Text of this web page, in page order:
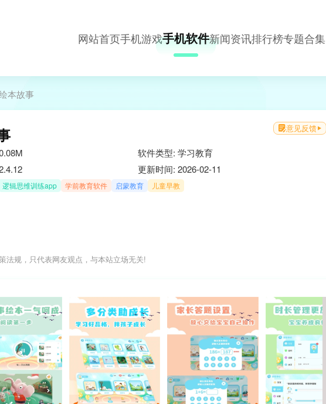
网站首页手机游戏手机软件新闻资讯排行榜专题合集
本故事
意见反馈
软件类型: 学习教育
更新时间: 2026-02-11
逻辑思维训练app 学前教育软件 启蒙教育 儿童早教
法规，只代表网友观点，与本站立场无关!